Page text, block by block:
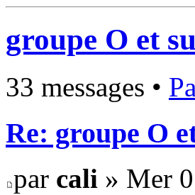
groupe O et
33 messages •
Re: groupe O
par cali » Mer